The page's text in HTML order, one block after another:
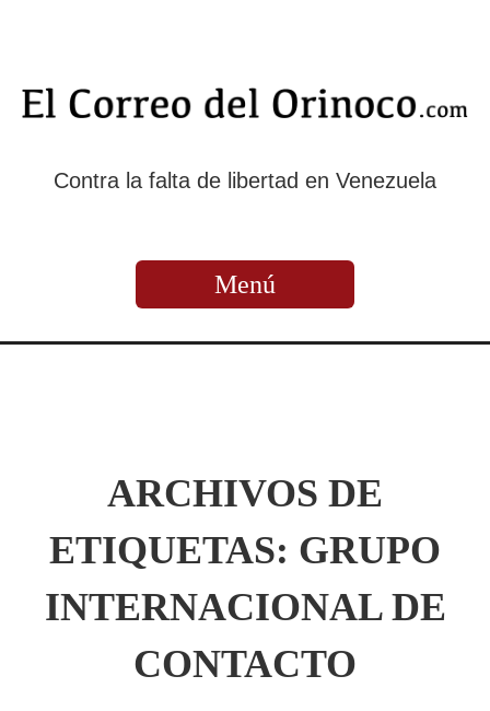
Contra la falta de libertad en Venezuela
Menú
ARCHIVOS DE
ETIQUETAS: GRUPO
INTERNACIONAL DE
CONTACTO